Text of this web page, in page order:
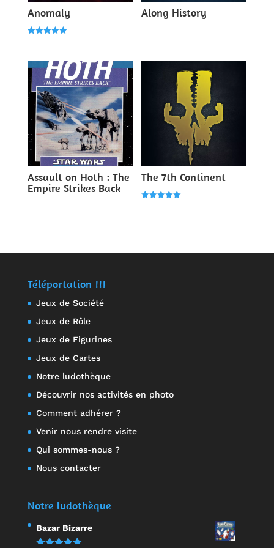
Anomaly Along History
Assault on Hoth : The
Empire Strikes Back
The 7th Continent
Téléportation !!!
Jeux de Société
Jeux de Rôle
Jeux de Figurines
Jeux de Cartes
Notre ludothèque
Découvrir nos activités en photo
Comment adhérer ?
Venir nous rendre visite
Qui sommes-nous ?
Nous contacter
Notre ludothèque
Bazar Bizarre